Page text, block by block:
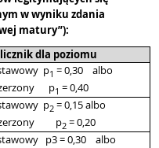
w wyniku zdania
matury”):
dla poziomu
p1 = 0,30
albo
p1 = 0,40
p2 = 0,15 albo
p2 = 0,20
p3= 0,30
albo